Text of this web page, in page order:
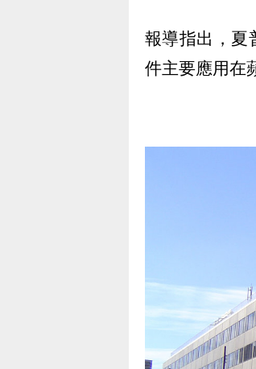
報導指出，夏
件主要應用在